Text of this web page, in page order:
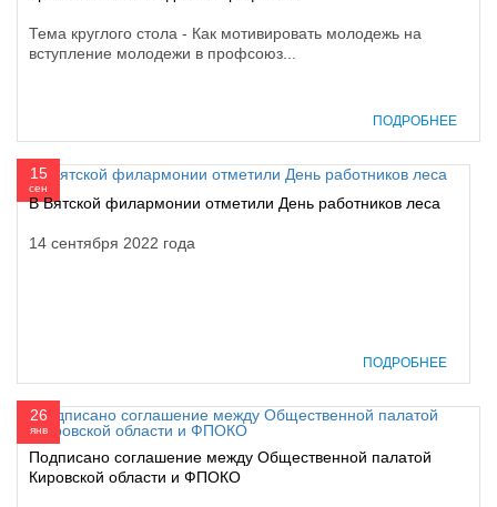
Тема круглого стола - Как мотивировать молодежь на
вступление молодежи в профсоюз...
ПОДРОБНЕЕ
15
сен
В Вятской филармонии отметили День работников леса
14 сентября 2022 года
ПОДРОБНЕЕ
26
янв
Подписано соглашение между Общественной палатой
Кировской области и ФПОКО